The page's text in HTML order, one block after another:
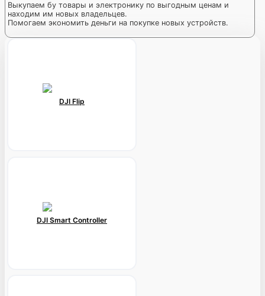
Выкупаем бу товары и электронику по выгодным ценам и
находим им новых владельцев.
Помогаем экономить деньги на покупке новых устройств.
DJI Flip
DJI Smart Controller